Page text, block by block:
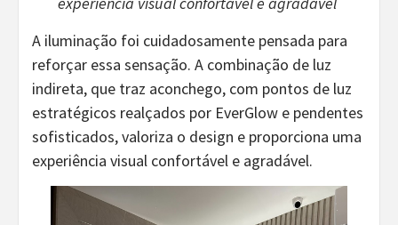
A iluminação foi cuidadosamente pensada para
reforçar essa sensação. A combinação de luz
indireta, que traz aconchego, com pontos de luz
estratégicos realçados por EverGlow e pendentes
sofisticados, valoriza o design e proporciona uma
experiência visual confortável e agradável.